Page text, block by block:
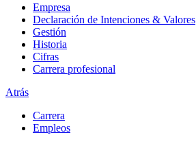
Empresa
Declaración de Intenciones & Valores
Gestión
Historia
Cifras
Carrera profesional
Atrás
Carrera
Empleos